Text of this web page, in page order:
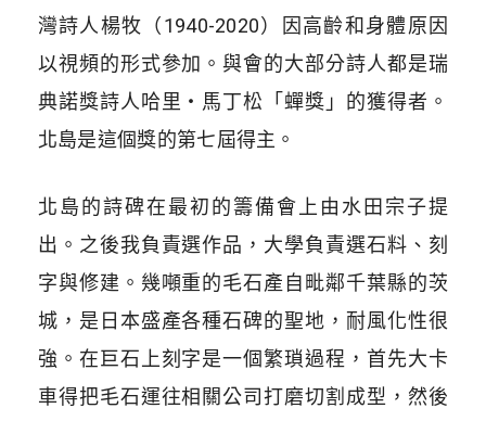
灣詩人楊牧（1940-2020）因高齡和身體原因
以視頻的形式參加。與會的大部分詩人都是瑞
典諾獎詩人哈里・馬丁松「蟬獎」的獲得者。
北島是這個獎的第七屆得主。
北島的詩碑在最初的籌備會上由水田宗子提
出。之後我負責選作品，大學負責選石料、刻
字與修建。幾噸重的毛石產自毗鄰千葉縣的茨
城，是日本盛產各種石碑的聖地，耐風化性很
強。在巨石上刻字是一個繁瑣過程，首先大卡
車得把毛石運往相關公司打磨切割成型，然後